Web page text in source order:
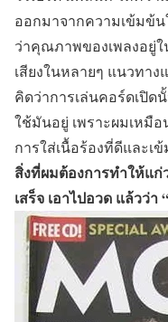
ออกมาจากความเข้มข้
ว่าคุณภาพของเพลงอยู่ใ
เสียงในหลายๆ แนวทา
คิดว่าการเล่นคอร์ดเปิด
ใช้มันอยู่ เพราะผมเหมื
การใส่เนื้อร้องที่ดีและเ
สิ่งที่ผมต้องการทำให้แ
เสร็จ เอาไปอวด แล้วว่า